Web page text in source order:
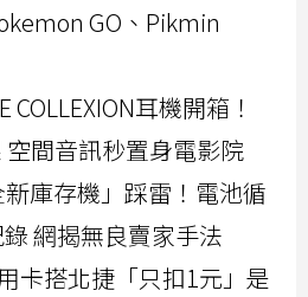
GO、Pikmin
COLLEXION耳機開箱！
間音訊秒置身電影院
庫存機」踩雷！電池循
網揭無良賣家手法
卡搭北捷「只扣1元」是